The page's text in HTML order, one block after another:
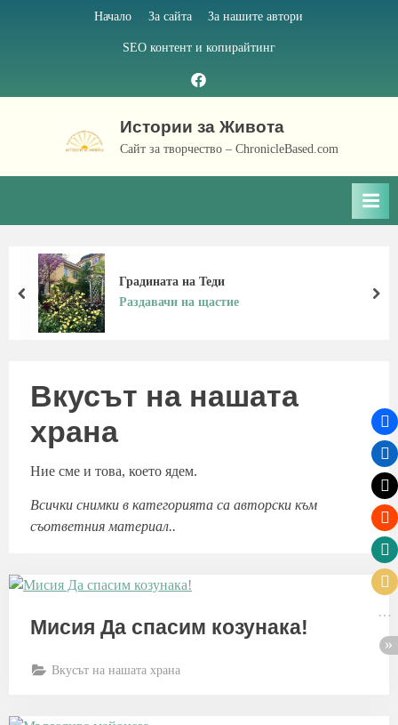
Начало За сайта За нашите автори
SEO контент и копирайтинг
Facebook
page
Истории за Живота
Сайт за творчество – ChronicleBased.com
Градината на Теди
Раздавачи на щастие
prev
Вкусът на нашата
храна
Ние сме и това, което ядем.
Всички снимки в категорията са авторски към
съответния материал..
Мисия Да спасим козунака!
Вкусът на нашата храна